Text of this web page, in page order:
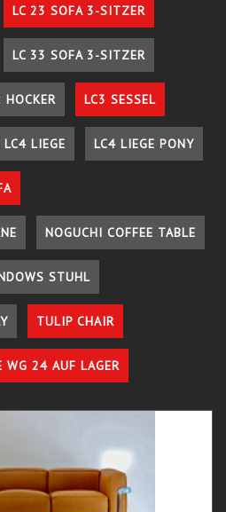
LC 23 SOFA 3-SITZER
LC 33 SOFA 3-SITZER
HOCKER LC3 SESSEL
LC4 LIEGE LC4 LIEGE PONY
NOGUCHI COFFEE TABLE
STUHL
TULIP CHAIR
WG 24 AUF LAGER